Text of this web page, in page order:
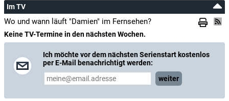
Im TV
Wo und wann läuft "Damien" im Fernsehen?
Keine TV-Termine in den nächsten Wochen.
Ich möchte vor dem nächsten Serienstart kostenlos
per E-Mail benachrichtigt werden:
weiter